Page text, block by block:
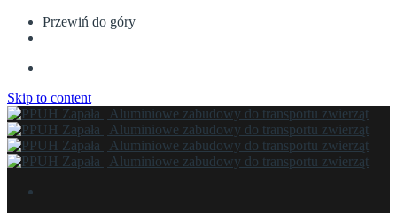
Przewiń do góry
Skip to content